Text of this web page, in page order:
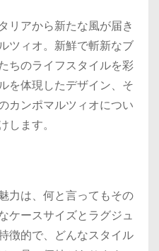
リアから新たな風が届き
ツィオ。新鮮で斬新なブ
ちのライフスタイルを彩
を体現したデザイン、そ
カンポマルツィオについ
ます。
力は、何と言ってもその
ケースサイズとラグジュ
徴的で、どんなスタイル